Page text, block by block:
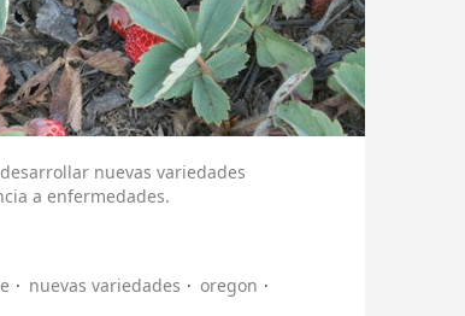
nuevas variedades
a enfermedades.
nuevas variedades
oregon